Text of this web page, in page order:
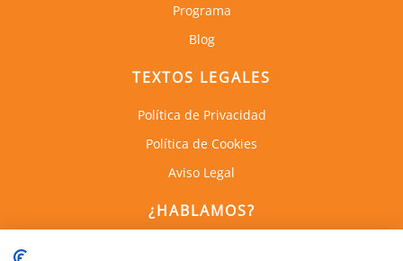
Programa
Blog
TEXTOS LEGALES
Política de Privacidad
Política de Cookies
Aviso Legal
¿HABLAMOS?